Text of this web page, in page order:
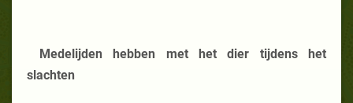
Medelijden hebben met het dier tijdens het
slachten